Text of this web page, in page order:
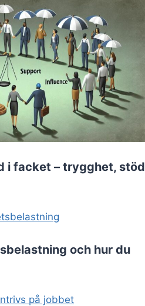
i facket – trygghet, stöd
och hur du